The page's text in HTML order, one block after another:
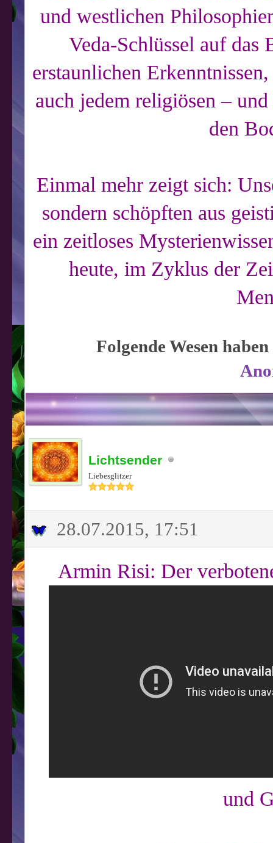
und westlichen
Veda-Schlüssel auf das
erstaunlichen
auch jedem religiösen –
den
Einmal mehr zeigt sich:
sondern schöpften aus
ein zeitloses
heute, im Zyklus der
Folgende Wesen
Lichtsender
Liebesglitzer
28.07.2015, 17:51
Armin Risi: Der
und